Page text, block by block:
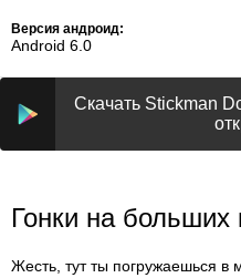
Версия андроид:
Android 6.0
Скачать Stickman
Гонки на больших
Жесть, тут ты погружаешься